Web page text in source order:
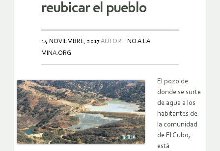
reubicar el pueblo
14 NOVIEMBRE, 2017AUTOR:
NO A LA
MINA.ORG
El pozo de
donde se surte
de agua a los
habitantes de
la comunidad
de El Cubo,
está